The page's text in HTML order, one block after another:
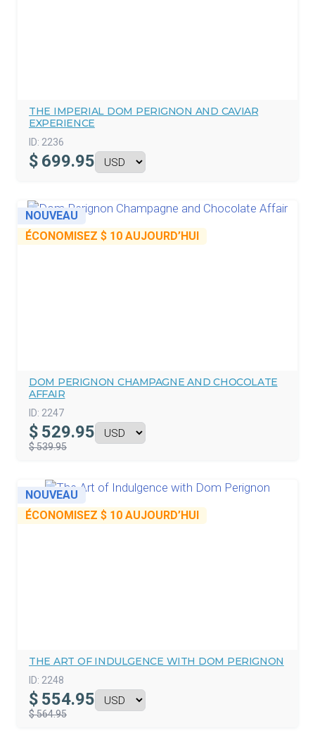
THE IMPERIAL DOM PERIGNON AND CAVIAR
EXPERIENCE
ID: 2236
$ 699.95
NOUVEAU
ÉCONOMISEZ $ 10 AUJOURD’HUI
DOM PERIGNON CHAMPAGNE AND CHOCOLATE
AFFAIR
ID: 2247
$ 529.95
$ 539.95
NOUVEAU
ÉCONOMISEZ $ 10 AUJOURD’HUI
THE ART OF INDULGENCE WITH DOM PERIGNON
ID: 2248
$ 554.95
$ 564.95